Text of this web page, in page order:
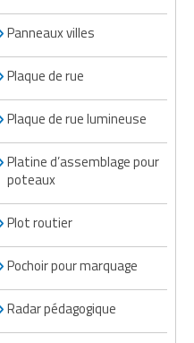
Panneaux villes
Plaque de rue
Plaque de rue lumineuse
Platine d’assemblage pour
poteaux
Plot routier
Pochoir pour marquage
Radar pédagogique